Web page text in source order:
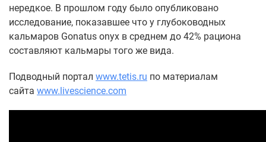
нередкое. В прошлом году было опубликовано
исследование, показавшее что у глубоководных
кальмаров Gonatus onyx в среднем до 42% рациона
составляют кальмары того же вида.
Подводный портал www.tetis.ru по материалам
сайта www.livescience.com